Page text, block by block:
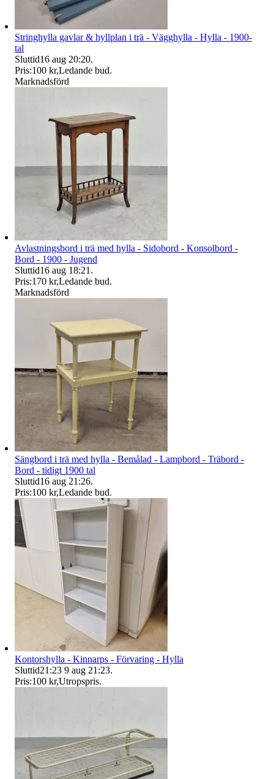
Stringhylla gavlar & hyllplan i trä - Vägghylla - Hylla - 1900-
tal
Sluttid16 aug 20:20.
Pris:100 kr,Ledande bud.
Marknadsförd
Avlastningsbord i trä med hylla - Sidobord - Konsolbord -
Bord - 1900 - Jugend
Sluttid16 aug 18:21 .
Pris:170 kr,Ledande bud.
Marknadsförd
Sängbord i trä med hylla - Bemålad - Lampbord - Träbord -
Bord - tidigt 1900 tal
Sluttid16 aug 21:26.
Pris:100 kr,Ledande bud.
Kontorshylla - Kinnarps - Förvaring - Hylla
Sluttid21:23 9 aug 21:23.
Pris:100 kr,Utropspris.